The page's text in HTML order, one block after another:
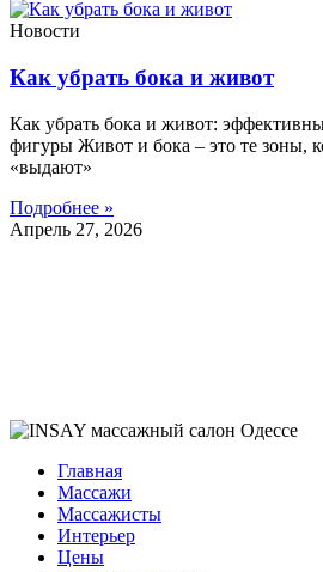
Новости
Как убрать бока и живот
Как убрать бока и живот:
фигуры Живот и бока – это те зоны,
«выдают»
Подробнее »
Апрель 27, 2026
Главная
Массажи
Массажисты
Интерьер
Цены